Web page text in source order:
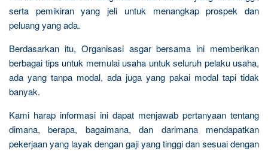
serta pemikiran yang jeli untuk menangkap prospek dan
peluang yang ada.
Berdasarkan itu, Organisasi asgar bersama ini memberikan
berbagai tips untuk memulai usaha untuk seluruh pelaku usaha,
ada yang tanpa modal, ada juga yang pakai modal tapi tidak
banyak.
Kami harap informasi ini dapat menjawab pertanyaan tentang
dimana, berapa, bagaimana, dan darimana mendapatkan
pekerjaan yang layak dengan gaji yang tinggi dan sesuai dengan